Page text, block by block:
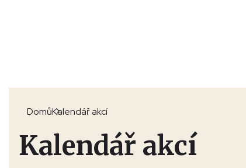
DomůKalendář akcí
Kalendář akcí